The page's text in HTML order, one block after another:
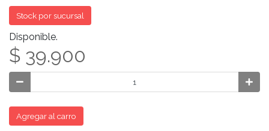
Stock por sucursal
Disponible.
$ 39.900
Agregar al carro